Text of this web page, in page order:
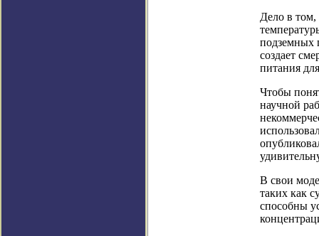
Дело в
подземных
создает
питания
Чтобы
научной
В свои
таких как
способны